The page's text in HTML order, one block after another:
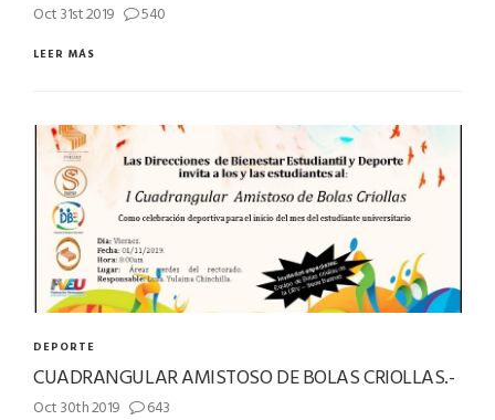
Oct 31st 2019 540
LEER MÁS
DEPORTE
CUADRANGULAR AMISTOSO DE BOLAS CRIOLLAS.-
Oct 30th 2019 643